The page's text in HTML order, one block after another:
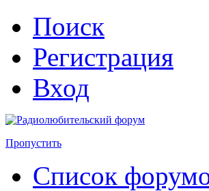
Поиск
Регистрация
Вход
Пропустить
Список